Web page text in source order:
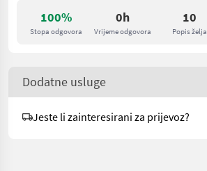
100%
Stopa odgovora
0h
Vrijeme odgovora
10
Popis želja
Dodatne usluge
Jeste li zainteresirani za prijevoz?